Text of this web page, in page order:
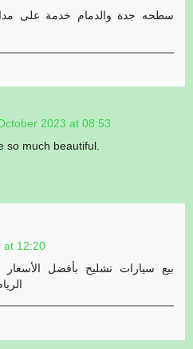
سطحه جدة والدمام خدمة على
2023 at 08:53
so much beautiful.
at 12:20
بيع سيارات تشليح بأفضل